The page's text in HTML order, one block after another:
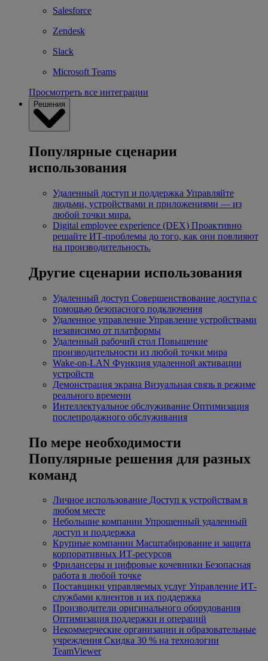
Salesforce
Zendesk
Slack
Microsoft Teams
Просмотреть все интеграции
Решения
Популярные сценарии
использования
Удаленный доступ и поддержка Управляйте
людьми, устройствами и приложениями — из
любой точки мира.
Digital employee experience (DEX) Проактивно
решайте ИТ-проблемы до того, как они повлияют
на производительность.
Другие сценарии использования
Удаленный доступ Совершенствование доступа с
помощью безопасного подключения
Удаленное управление Управление устройствами
независимо от платформы
Удаленный рабочий стол Повышение
производительности из любой точки мира
Wake-on-LAN Функция удаленной активации
устройств
Демонстрация экрана Визуальная связь в режиме
реального времени
Интеллектуальное обслуживание Оптимизация
послепродажного обслуживания
По мере необходимости
Популярные решения для разных
команд
Личное использование Доступ к устройствам в
любом месте
Небольшие компании Упрощенный удаленный
доступ и поддержка
Крупные компании Масштабирование и защита
корпоративных ИТ-ресурсов
Фрилансеры и цифровые кочевники Безопасная
работа в любой точке
Поставщики управляемых услуг Управление ИТ-
службами клиентов и их поддержка
Производители оригинального оборудования
Оптимизация поддержки и операций
Некоммерческие организации и образовательные
учреждения Скидка 30 % на технологии
TeamViewer